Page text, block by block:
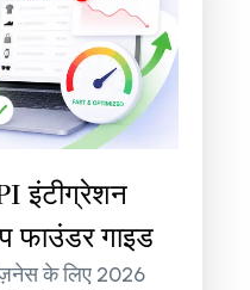
इंटीग्रेशन
फाउंडर गाइड
के लिए 2026